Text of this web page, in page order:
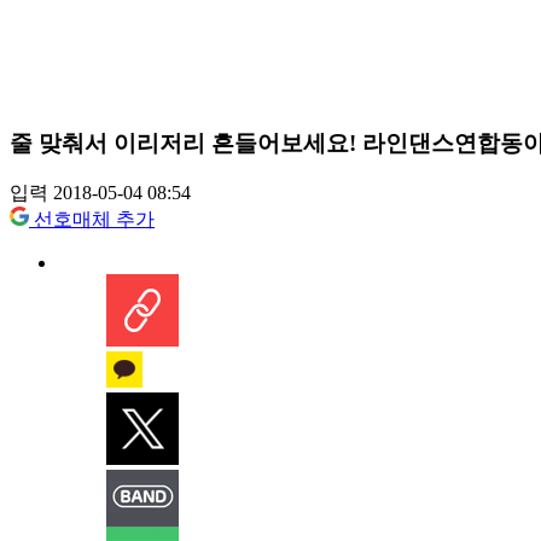
줄 맞춰서 이리저리 흔들어보세요! 라인댄스연합동
입력 2018-05-04 08:54
선호매체 추가